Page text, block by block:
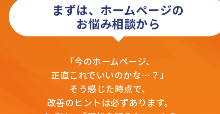
まずは、ホームページの
お悩み相談から
「今のホームページ、
正直これでいいのかな…？」
そう感じた時点で、
改善のヒントは必ずあります。